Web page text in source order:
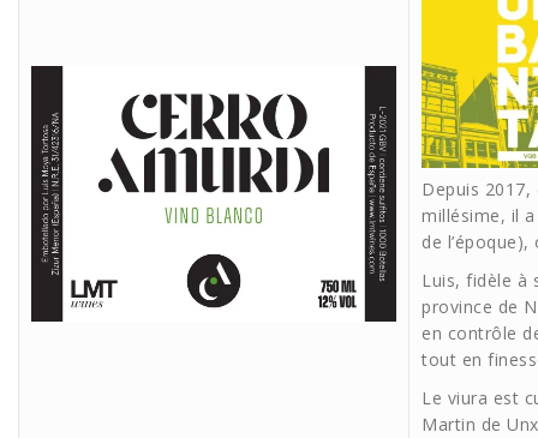
Depuis 2017,
millésime, il
de
Luis, fidèle à
province de
en contrôle
tout en
Le viura est
Martin de